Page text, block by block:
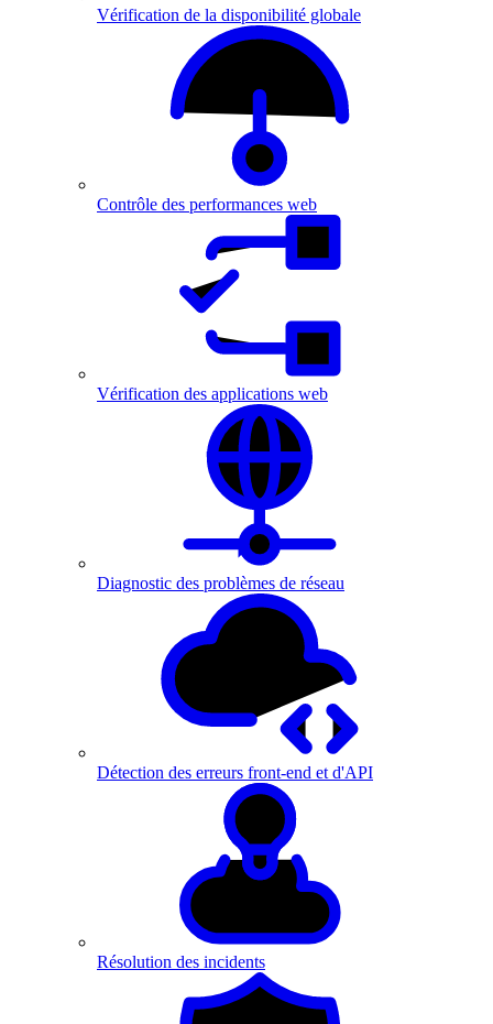
Vérification de la disponibilité globale
Contrôle des performances web
Vérification des applications web
Diagnostic des problèmes de réseau
Détection des erreurs front-end et d'API
Résolution des incidents